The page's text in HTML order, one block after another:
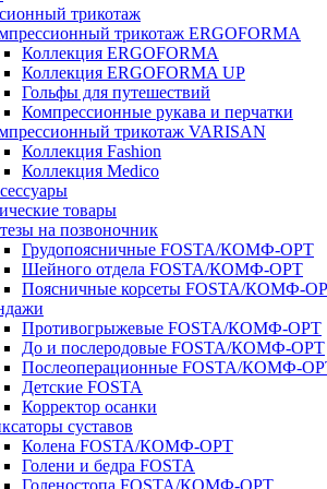
трикотаж
трикотаж ERGOFORMA
Коллекция ERGOFORMA
Коллекция ERGOFORMA UP
Гольфы для путешествий
Компрессионные рукава и перчатки
трикотаж VARISAN
Коллекция Fashion
Коллекция Medico
товары
на позвоночник
Грудопоясничные FOSTA/КОМФ-ОРТ
Шейного отдела FOSTA/КОМФ-ОРТ
Поясничные корсеты FOSTA/КОМФ-
Противогрыжевые FOSTA/КОМФ-ОРТ
До и послеродовые FOSTA/КОМФ-ОРТ
Послеоперационные FOSTA/КОМФ-
Детские FOSTA
Корректор осанки
суставов
Колена FOSTA/КОМФ-ОРТ
Голени и бедра FOSTA